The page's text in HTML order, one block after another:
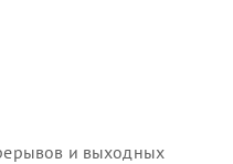
и выходных